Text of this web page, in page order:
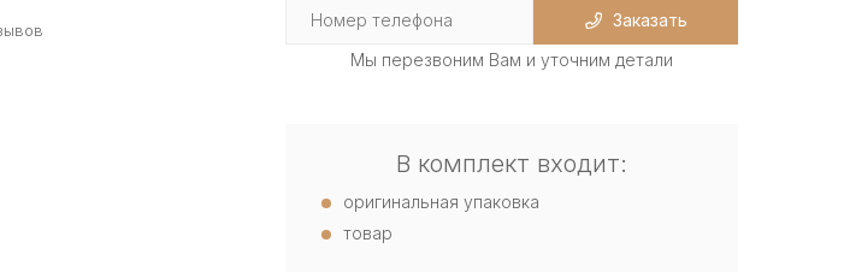
Заказать
Мы перезвоним Вам и уточним детали
В комплект входит:
оригинальная упаковка
товар